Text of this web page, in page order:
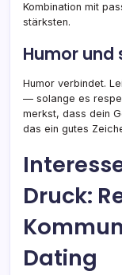
Kombination mit
stärksten.
Humor und
Humor verbindet.
— solange es
merkst, dass dein
das ein gutes
Druck:
Dating